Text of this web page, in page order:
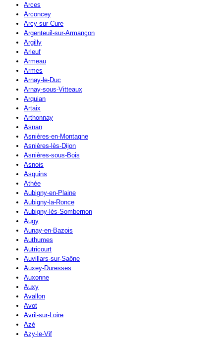
Arces
Arconcey
Arcy-sur-Cure
Argenteuil-sur-Armançon
Argilly
Arleuf
Armeau
Armes
Arnay-le-Duc
Arnay-sous-Vitteaux
Arquian
Artaix
Arthonnay
Asnan
Asnières-en-Montagne
Asnières-lès-Dijon
Asnières-sous-Bois
Asnois
Asquins
Athée
Aubigny-en-Plaine
Aubigny-la-Ronce
Aubigny-lès-Sombernon
Augy
Aunay-en-Bazois
Authumes
Autricourt
Auvillars-sur-Saône
Auxey-Duresses
Auxonne
Auxy
Avallon
Avot
Avril-sur-Loire
Azé
Azy-le-Vif